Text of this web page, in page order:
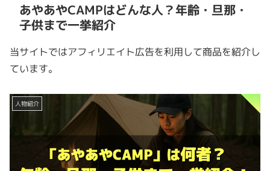
あやあやCAMPはどんな人？年齢・旦那・
子供まで一挙紹介
当サイトではアフィリエイト広告を利用して商品を紹介し
ています。
人物紹介